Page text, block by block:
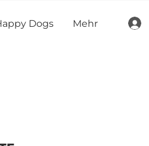
Dogs Mehr